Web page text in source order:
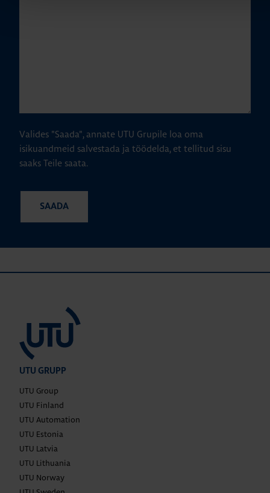
Valides "Saada", annate UTU Grupile loa oma
isikuandmeid salvestada ja töödelda, et tellitud sisu
saaks Teile saata.
UTU GRUPP
UTU Group
UTU Finland
UTU Automation
UTU Estonia
UTU Latvia
UTU Lithuania
UTU Norway